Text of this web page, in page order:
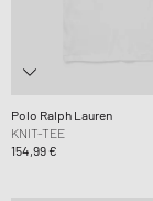
Polo Ralph Lauren
KNIT-TEE
154,99 €